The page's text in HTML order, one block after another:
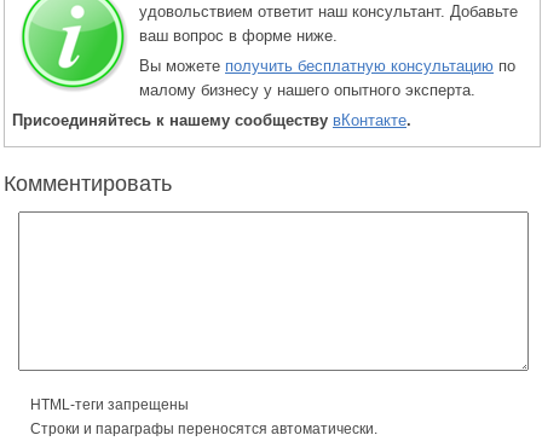
удовольствием ответит наш консультант. Добавьте
ваш вопрос в форме ниже.
Вы можете получить бесплатную консультацию по
малому бизнесу у нашего опытного эксперта.
Присоединяйтесь к нашему сообществу вКонтакте.
Комментировать
HTML-теги запрещены
Строки и параграфы переносятся автоматически.